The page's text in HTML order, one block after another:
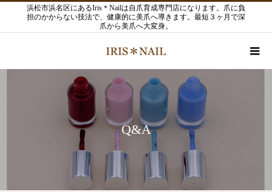
浜松市浜名区にあるIris＊Nailは自爪育成専門店になります。爪に負
担のかからない技法で、健康的に美爪へ導きます。最短３ヶ月で深
爪から美爪へ大変身。
Q&A